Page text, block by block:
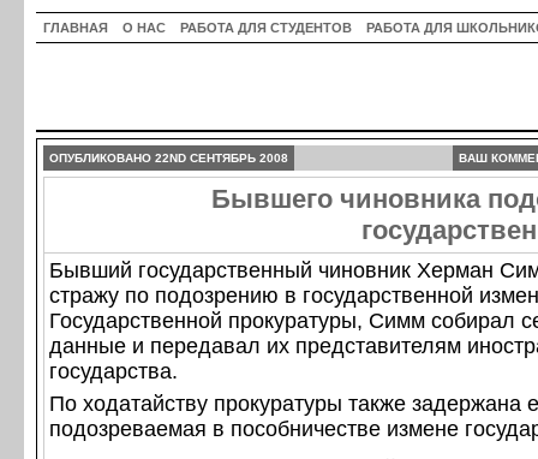
ГЛАВНАЯ О НАС РАБОТА ДЛЯ СТУДЕНТОВ РАБОТА ДЛЯ
ОПУБЛИКОВАНО 22ND СЕНТЯБРЬ 2008 ВАШ
Бывшего чиновника
Бывший государственный чиновник Херман
стражу по подозрению в государственной
Государственной прокуратуры, Симм собирал
данные и передавал их представителям
государства.
По ходатайству прокуратуры также задержана
подозреваемая в пособничестве измене